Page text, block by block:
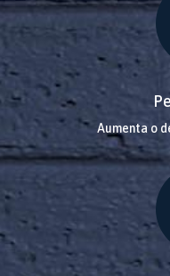
Aumenta o